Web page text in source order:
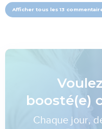
Afficher tous les 13
boosté(e)
Chaque jour,